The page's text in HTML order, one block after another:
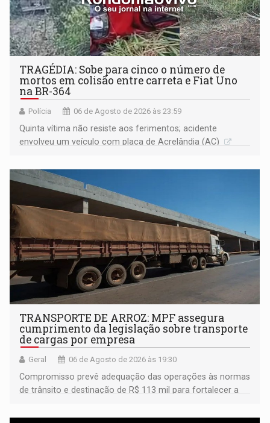
TRAGÉDIA: Sobe para cinco o número de
mortos em colisão entre carreta e Fiat Uno
na BR-364
Polícia 06 de Agosto de 2026 às 23:59
Quinta vítima não resiste aos ferimentos; acidente
envolveu um veículo com placa de Acrelândia (AC)
TRANSPORTE DE ARROZ: MPF assegura
cumprimento da legislação sobre transporte
de cargas por empresa
Geral 06 de Agosto de 2026 às 19:30
Compromisso prevê adequação das operações às normas
de trânsito e destinação de R$ 113 mil para fortalecer a